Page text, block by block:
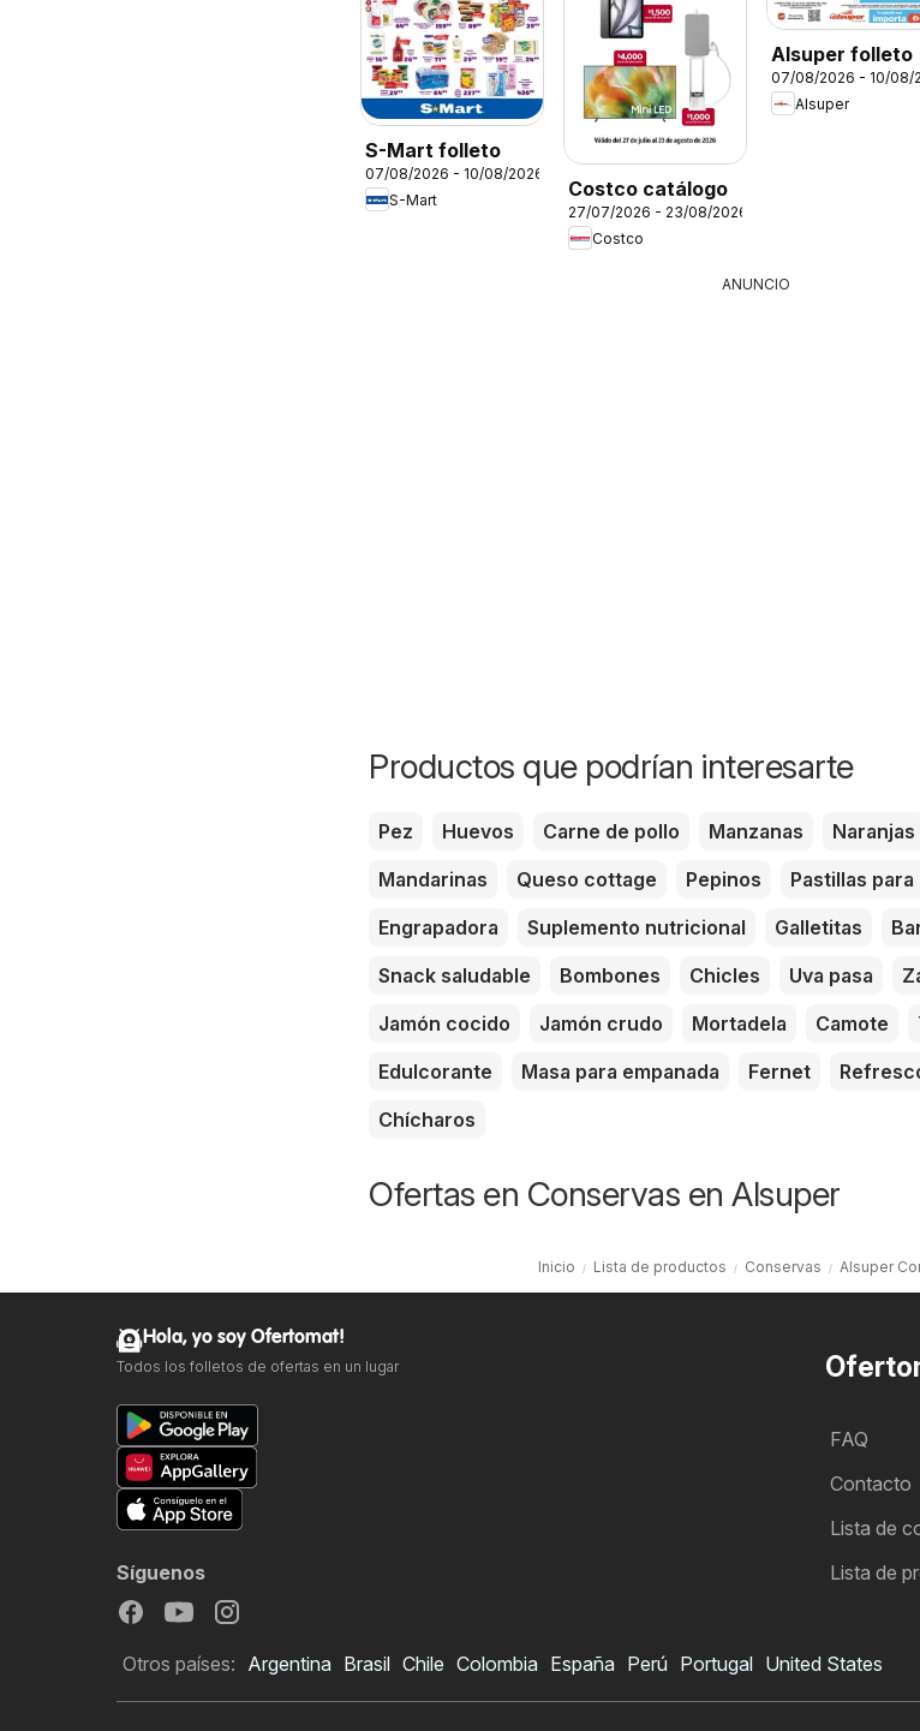
S-Mart folleto
07/08/2026 - 10/08/2026
S-Mart
Costco catálogo
27/07/2026 - 23/08/2026
Costco
Alsuper folleto
07/08/2026 - 10/08/
Alsuper
ANUNCIO
Productos que podrían interesarte
Pez Huevos Carne de pollo Manzanas Naranjas
Mandarinas
Queso cottage Pepinos
Pastillas para
Engrapadora
Suplemento nutricional Galletitas
Snack saludable
Bombones Chicles Uva pasa
Jamón cocido
Jamón crudo Mortadela Camote
Edulcorante
Masa para empanada Fernet
Chícharos
Ofertas en Conservas en Alsuper
Inicio Lista de productos Conservas Alsuper
FAQ
Contacto
Lista de
Lista de
Hola, yo soy Ofertomat!
Todos los folletos de ofertas en un lugar
Síguenos
Otros países: Argentina Brasil Chile Colombia España Perú Portugal United States